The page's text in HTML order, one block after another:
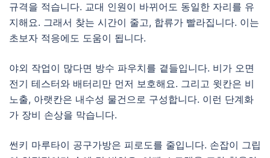
규격을 적습니다. 교대 인원이 바뀌어도 동일한 자리를 유
지해요. 그래서 찾는 시간이 줄고, 합류가 빨라집니다. 이는
초보자 적응에도 도움이 됩니다.
야외 작업이 많다면 방수 파우치를 곁들입니다. 비가 오면
전기 테스터와 배터리만 먼저 보호해요. 그리고 윗칸은 비
노출, 아랫칸은 내수성 물건으로 구성합니다. 이런 단계화
가 장비 손상을 막습니다.
썬키 마루타이 공구가방은 피로도를 줄입니다. 손잡이 그립